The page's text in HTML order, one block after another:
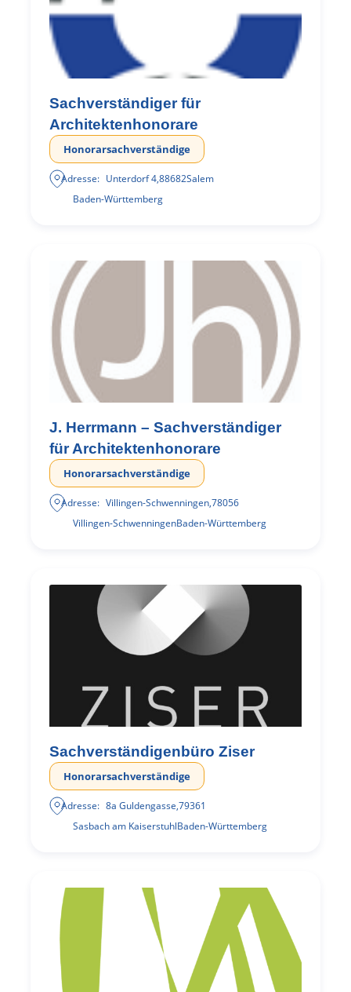
Sachverständiger für
Architektenhonorare
Honorarsachverständige
Adresse: Unterdorf 4,88682Salem
Baden-Württemberg
J. Herrmann – Sachverständiger
für Architektenhonorare
Honorarsachverständige
Adresse: Villingen-Schwenningen,78056
Villingen-SchwenningenBaden-Württemberg
Sachverständigenbüro Ziser
Honorarsachverständige
Adresse: 8a Guldengasse,79361
Sasbach am KaiserstuhlBaden-Württemberg